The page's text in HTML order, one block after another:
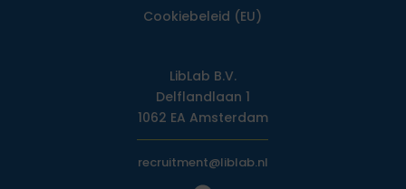
Cookiebeleid (EU)
LibLab B.V.
Delflandlaan 1
1062 EA Amsterdam
recruitment@liblab.nl